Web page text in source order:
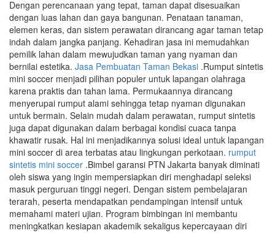
Dengan perencanaan yang tepat, taman dapat disesuaikan
dengan luas lahan dan gaya bangunan. Penataan tanaman,
elemen keras, dan sistem perawatan dirancang agar taman tetap
indah dalam jangka panjang. Kehadiran jasa ini memudahkan
pemilik lahan dalam mewujudkan taman yang nyaman dan
bernilai estetika. Jasa Pembuatan Taman Bekasi .Rumput sintetis
mini soccer menjadi pilihan populer untuk lapangan olahraga
karena praktis dan tahan lama. Permukaannya dirancang
menyerupai rumput alami sehingga tetap nyaman digunakan
untuk bermain. Selain mudah dalam perawatan, rumput sintetis
juga dapat digunakan dalam berbagai kondisi cuaca tanpa
khawatir rusak. Hal ini menjadikannya solusi ideal untuk lapangan
mini soccer di area terbatas atau lingkungan perkotaan. rumput
sintetis mini soccer .Bimbel garansi PTN Jakarta banyak diminati
oleh siswa yang ingin mempersiapkan diri menghadapi seleksi
masuk perguruan tinggi negeri. Dengan sistem pembelajaran
terarah, peserta mendapatkan pendampingan intensif untuk
memahami materi ujian. Program bimbingan ini membantu
meningkatkan kesiapan akademik sekaligus kepercayaan diri